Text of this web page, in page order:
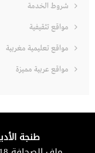
شروط الخدمة
مواقع تثقيفية
مواقع تعليمية مغربية
مواقع عربية مميزة
طنجة